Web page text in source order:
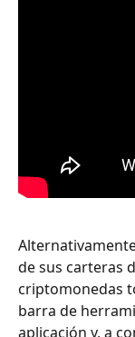
de sus carteras
criptomonedas
barra de
aplicación y, a